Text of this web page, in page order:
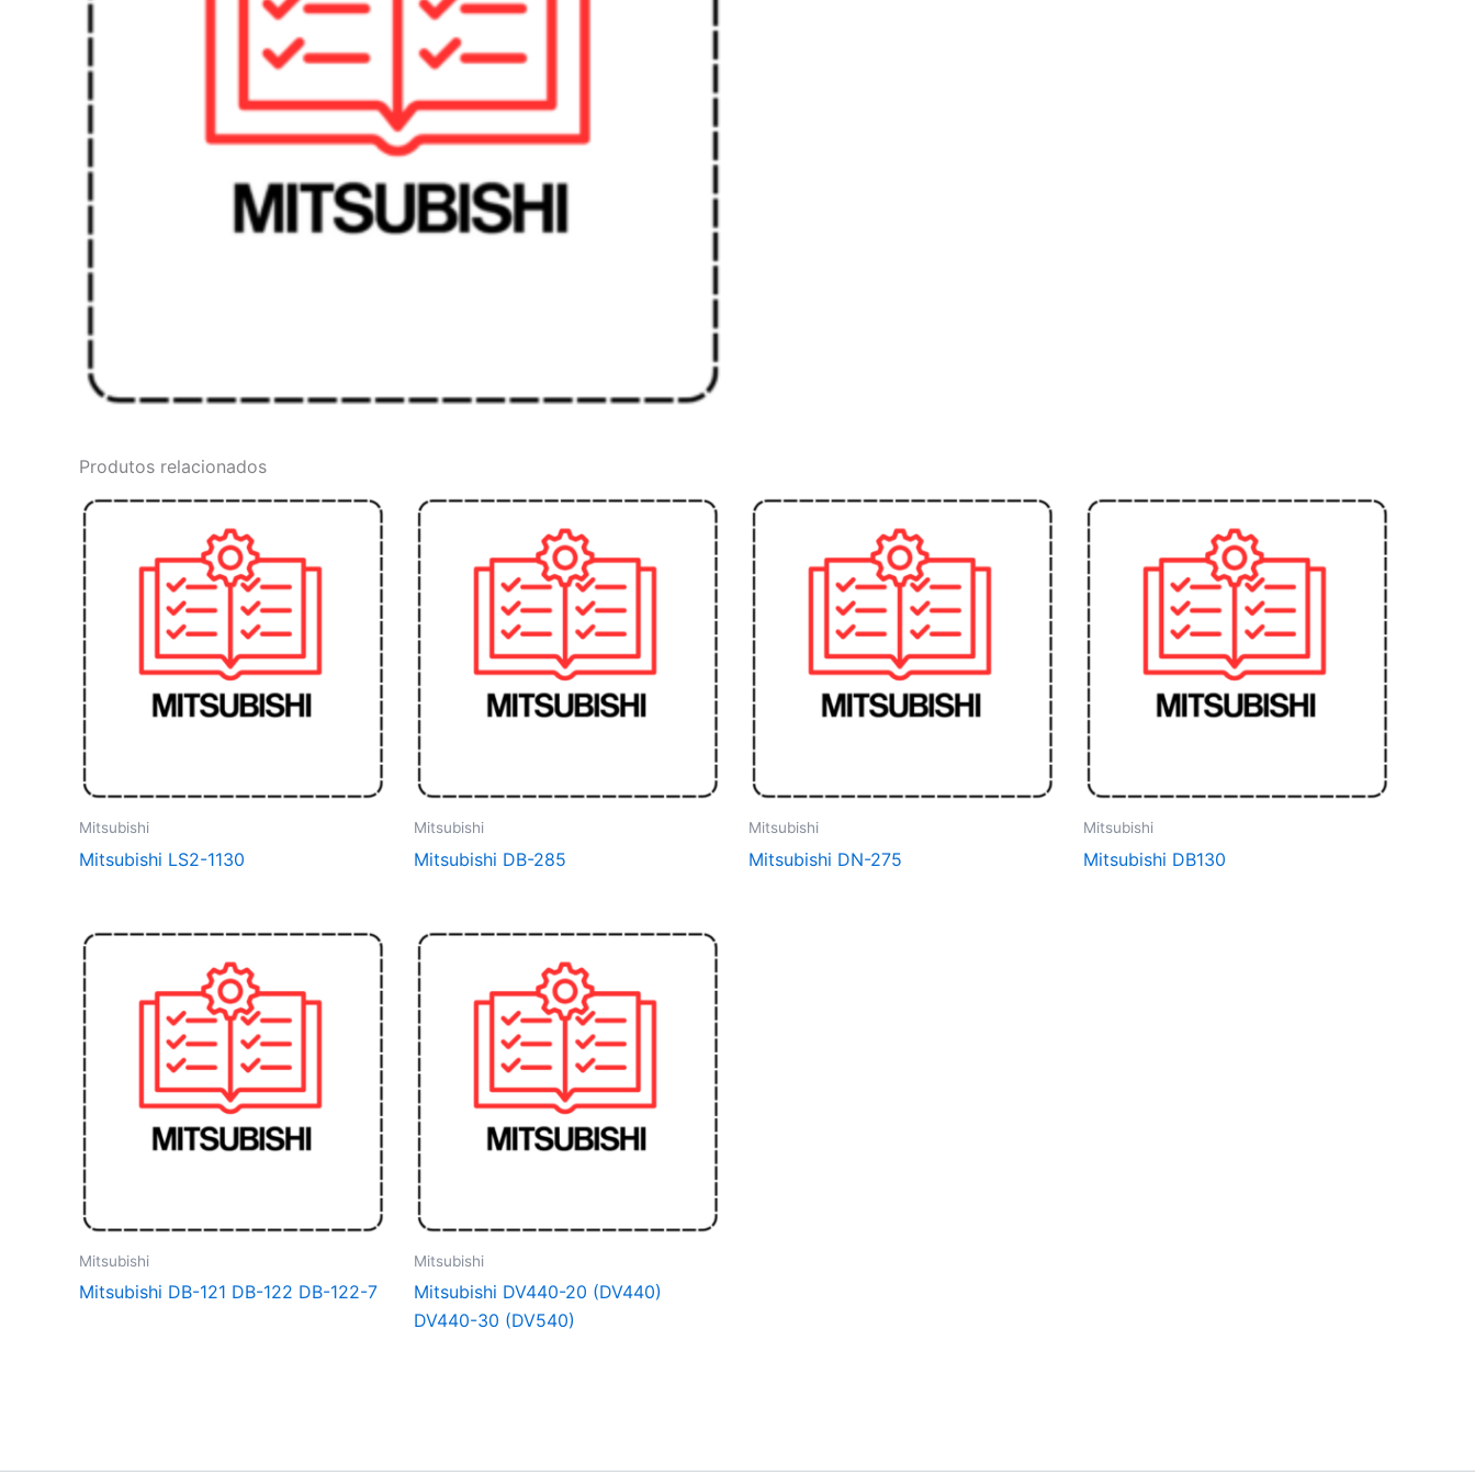
Produtos relacionados
Mitsubishi
Mitsubishi LS2-1130
Mitsubishi
Mitsubishi DB-285
Mitsubishi
Mitsubishi DN-275
Mitsubishi
Mitsubishi DB130
Mitsubishi
Mitsubishi DB-121 DB-122 DB-122-7
Mitsubishi
Mitsubishi DV440-20 (DV440)
DV440-30 (DV540)